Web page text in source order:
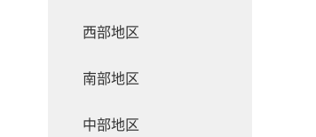
西部地区
南部地区
中部地区